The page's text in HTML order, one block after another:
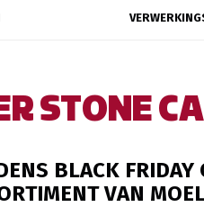
STONE
BLACK
VAN